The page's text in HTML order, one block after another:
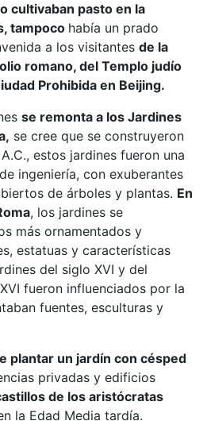
cultivaban pasto en la
tampoco había un prado
a los visitantes de la
romano, del Templo judío
Prohibida en Beijing.
se remonta a los Jardines
se cree que se construyeron
estos jardines fueron una
ingeniería, con exuberantes
de árboles y plantas. En
, los jardines se
más ornamentados y
estatuas y características
del siglo XVI y del
fueron influenciados por la
fuentes, esculturas y
plantar un jardín con césped
privadas y edificios
de los aristócratas
la Edad Media tardía.